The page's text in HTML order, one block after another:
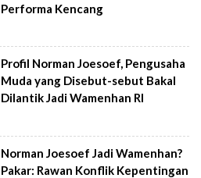
Performa Kencang
Profil Norman Joesoef, Pengusaha
Muda yang Disebut-sebut Bakal
Dilantik Jadi Wamenhan RI
Norman Joesoef Jadi Wamenhan?
Pakar: Rawan Konflik Kepentingan